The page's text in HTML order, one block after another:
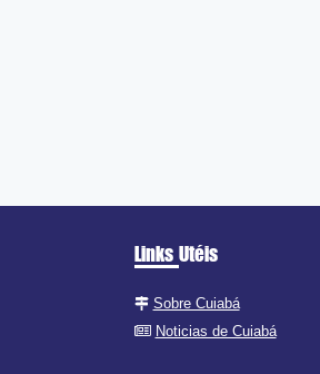
Links Utéis
Sobre Cuiabá
Noticias de Cuiabá